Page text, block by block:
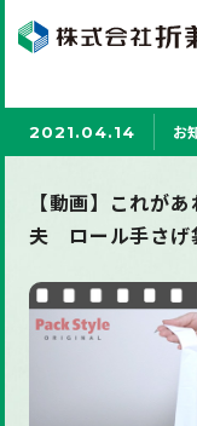
2021.04.14 お
【動画】これが
夫 ロール手さげ